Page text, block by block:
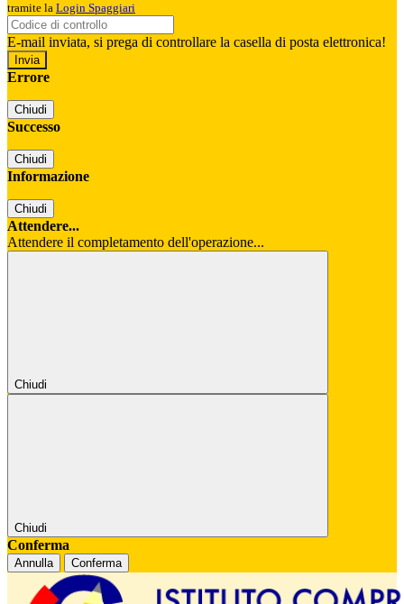
tramite la Login Spaggiari
E-mail inviata, si prega di controllare la casella di posta elettronica!
Errore
Chiudi
Successo
Chiudi
Informazione
Chiudi
Attendere...
Attendere il completamento dell'operazione...
Chiudi
Chiudi
Conferma
Annulla Conferma